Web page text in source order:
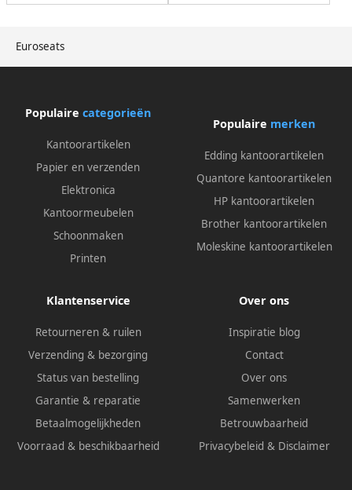
Euroseats
Populaire categorieën
Kantoorartikelen
Papier en verzenden
Elektronica
Kantoormeubelen
Schoonmaken
Printen
Populaire merken
Edding kantoorartikelen
Quantore kantoorartikelen
HP kantoorartikelen
Brother kantoorartikelen
Moleskine kantoorartikelen
Klantenservice
Retourneren & ruilen
Verzending & bezorging
Status van bestelling
Garantie & reparatie
Betaalmogelijkheden
Voorraad & beschikbaarheid
Over ons
Inspiratie blog
Contact
Over ons
Samenwerken
Betrouwbaarheid
Privacybeleid & Disclaimer